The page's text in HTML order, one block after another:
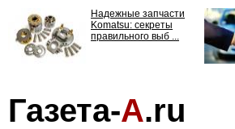
Надежные запчасти
Komatsu: секреты
правильного выб ...
ответственности: все,
что нужно знать ...
Газета-А.ru